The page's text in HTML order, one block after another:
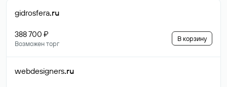
gidrosfera.ru
388 700 ₽
Возможен торг
В корзину
webdesigners.ru